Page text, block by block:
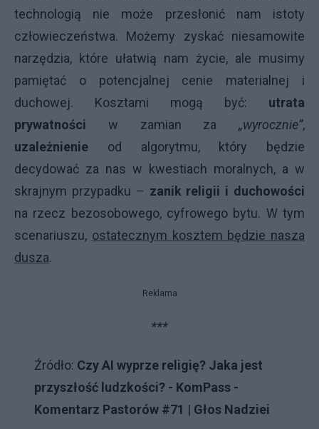
technologią nie może przesłonić nam istoty
człowieczeństwa. Możemy zyskać niesamowite
narzędzia, które ułatwią nam życie, ale musimy
pamiętać o potencjalnej cenie materialnej i
duchowej. Kosztami mogą być: utrata
prywatności w zamian za „wyrocznie”,
uzależnienie od algorytmu, który będzie
decydować za nas w kwestiach moralnych, a w
skrajnym przypadku – zanik religii i duchowości
na rzecz bezosobowego, cyfrowego bytu. W tym
scenariuszu, ostatecznym kosztem będzie nasza
dusza.
Reklama
***
Źródło: Czy AI wyprze religię? Jaka jest
przyszłość ludzkości? - KomPass -
Komentarz Pastorów #71 | Głos Nadziei